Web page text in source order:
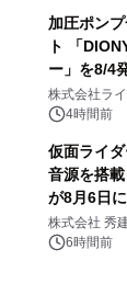
加圧ポン
ト 「
ー」を8/4
株式会社ラ
4時間前
仮面ライ
音源を搭載
が8月6日
大興奮が
株式会社 秀
アートギャラ
6時間前